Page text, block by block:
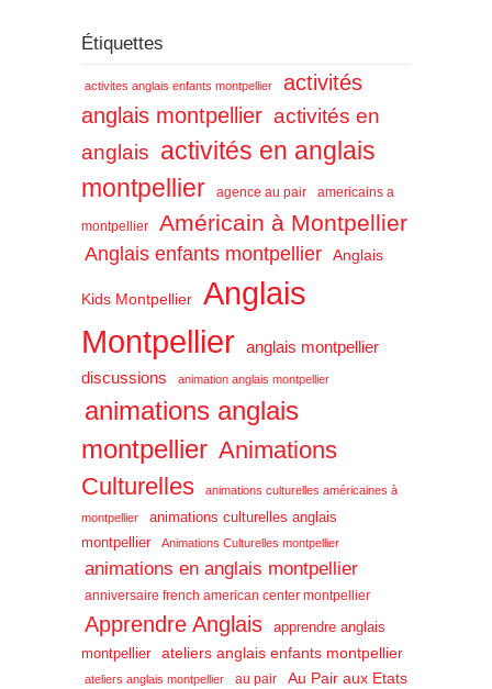
Étiquettes
activites anglais enfants montpellier
activités
anglais montpellier activités en
anglais activités en anglais
montpellier
agence au pair americains a
montpellier Américain à Montpellier
Anglais enfants montpellier Anglais
Kids Montpellier
Anglais
Montpellier
anglais montpellier
discussions
animation anglais montpellier
animations anglais
montpellier Animations
Culturelles
animations culturelles américaines à
montpellier
animations culturelles anglais
montpellier
Animations Culturelles montpellier
animations en anglais montpellier
anniversaire french american center montpellier
Apprendre Anglais
apprendre anglais
montpellier
ateliers anglais enfants montpellier
ateliers anglais montpellier au pair
Au Pair aux Etats